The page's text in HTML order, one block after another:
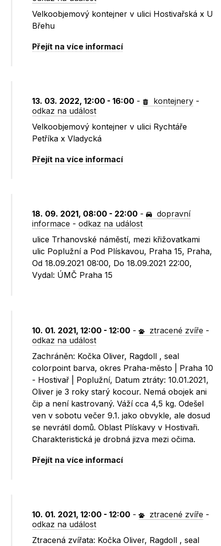
Velkoobjemový kontejner v ulici Hostivařská x U
Břehu
Přejít na více informací
13. 03. 2022, 12:00 - 16:00 - kontejnery -
odkaz na událost
Velkoobjemový kontejner v ulici Rychtáře
Petříka x Vladycká
Přejít na více informací
18. 09. 2021, 08:00 - 22:00 -
dopravní
informace -odkaz na událost
ulice Trhanovské náměstí, mezi křižovatkami
ulic Poplužní a Pod Plískavou, Praha 15, Praha,
Od 18.09.2021 08:00, Do 18.09.2021 22:00,
Vydal: ÚMČ Praha 15
10. 01. 2021, 12:00 - 12:00 - ztracené zvíře -
odkaz na událost
Zachráněn: Kočka Oliver, Ragdoll , seal
colorpoint barva, okres Praha-město | Praha 10
- Hostivař | Poplužní, Datum ztráty: 10.01.2021,
Oliver je 3 roky starý kocour. Nemá obojek ani
čip a není kastrovaný. Váží cca 4,5 kg. Odešel
ven v sobotu večer 9.1. jako obvykle, ale dosud
se nevrátil domů. Oblast Plískavy v Hostivaři.
Charakteristická je drobná jizva mezi očima.
Přejít na více informací
10. 01. 2021, 12:00 - 12:00 - ztracené zvíře -
odkaz na událost
Ztracená zvířata: Kočka Oliver, Ragdoll , seal